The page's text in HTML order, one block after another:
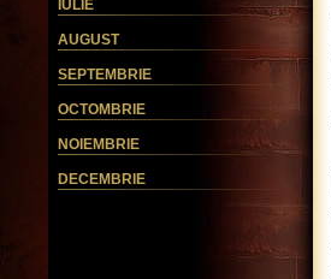
IULIE
AUGUST
SEPTEMBRIE
OCTOMBRIE
NOIEMBRIE
DECEMBRIE